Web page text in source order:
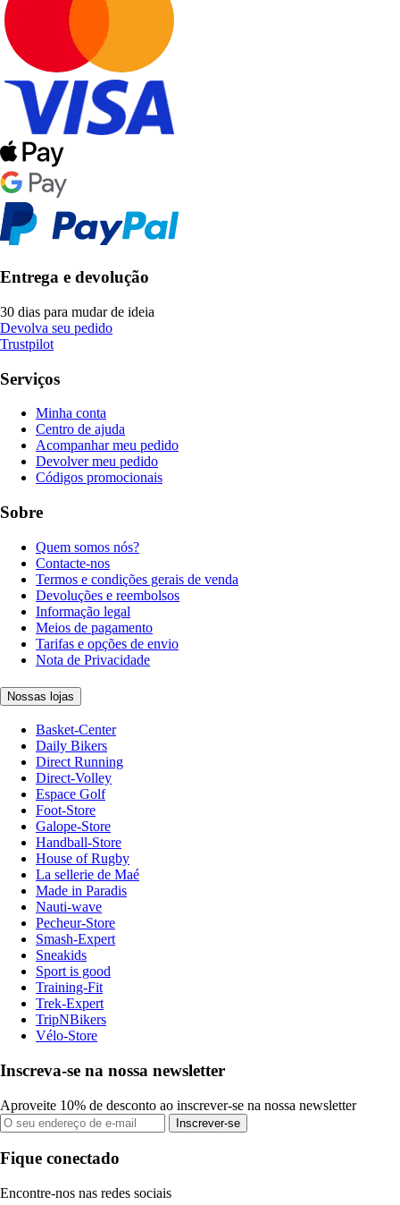
Entrega e devolução
30 dias para mudar de ideia
Devolva seu pedido
Trustpilot
Serviços
Minha conta
Centro de ajuda
Acompanhar meu pedido
Devolver meu pedido
Códigos promocionais
Sobre
Quem somos nós?
Contacte-nos
Termos e condições gerais de venda
Devoluções e reembolsos
Informação legal
Meios de pagamento
Tarifas e opções de envio
Nota de Privacidade
Nossas lojas
Basket-Center
Daily Bikers
Direct Running
Direct-Volley
Espace Golf
Foot-Store
Galope-Store
Handball-Store
House of Rugby
La sellerie de Maé
Made in Paradis
Nauti-wave
Pecheur-Store
Smash-Expert
Sneakids
Sport is good
Training-Fit
Trek-Expert
TripNBikers
Vélo-Store
Inscreva-se na nossa newsletter
Aproveite 10% de desconto ao inscrever-se na nossa newsletter
Inscrever-se
Fique conectado
Encontre-nos nas redes sociais